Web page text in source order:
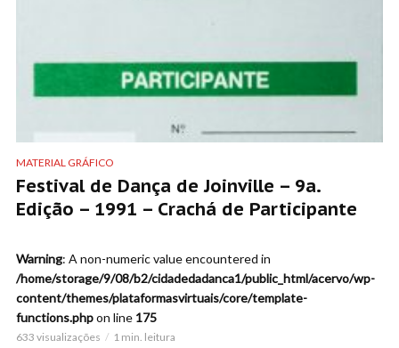
MATERIAL GRÁFICO
Festival de Dança de Joinville – 9a.
Edição – 1991 – Crachá de Participante
Warning: A non-numeric value encountered in
/home/storage/9/08/b2/cidadedadanca1/public_html/acervo/wp-
content/themes/plataformasvirtuais/core/template-
functions.phpon line 175
633 visualizações 1 min. leitura